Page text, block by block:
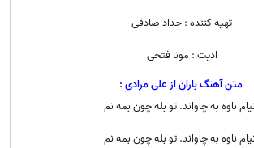
تهیه کننده : حداد صادقی
ادیت : مونا فتحی
متن آهنگ باران از علی مرادی :
ناوه به چاواند. تو بله چون بمه نم
ناوه به چاواند. تو بله چون بمه نم